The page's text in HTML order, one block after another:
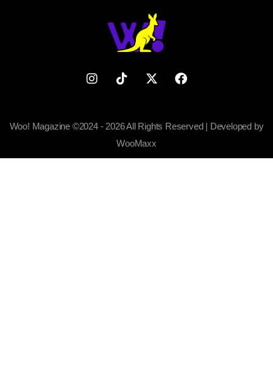
Woo! Magazine ©2024 - 2026 All Rights Reserved | Developed by
WooMaxx